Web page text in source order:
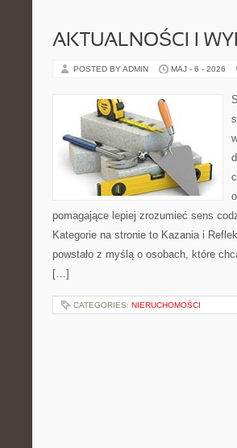
AKTUALNOŚCI I
POSTED BY ADMIN MAJ - 6 - 2026
pomagające lepiej zrozumieć sens
Kategorie na stronie to Kazania i
powstało z myślą o osobach, które
[…]
CATEGORIES: NIERUCHOMOŚCI